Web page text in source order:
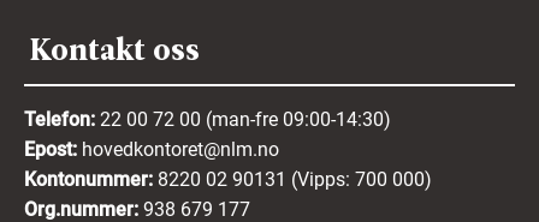
Kontakt oss
Telefon: 22 00 72 00 (man-fre 09:00-14:30)
Epost: hovedkontoret@nlm.no
Kontonummer: 8220 02 90131 (Vipps: 700 000)
Org.nummer: 938 679 177